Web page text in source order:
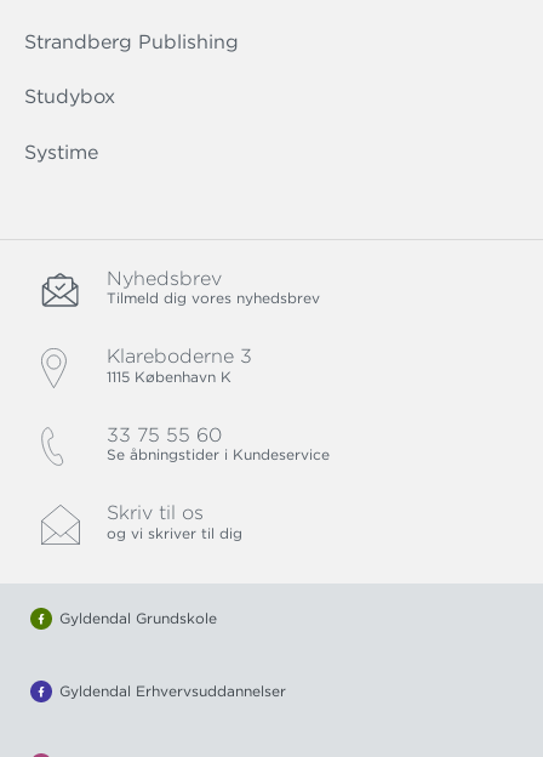
Strandberg Publishing
Studybox
Systime
Nyhedsbrev
Tilmeld dig vores nyhedsbrev
Klareboderne 3
1115 København K
33 75 55 60
Se åbningstider i Kundeservice
Skriv til os
og vi skriver til dig
Gyldendal Grundskole
Gyldendal Erhvervsuddannelser